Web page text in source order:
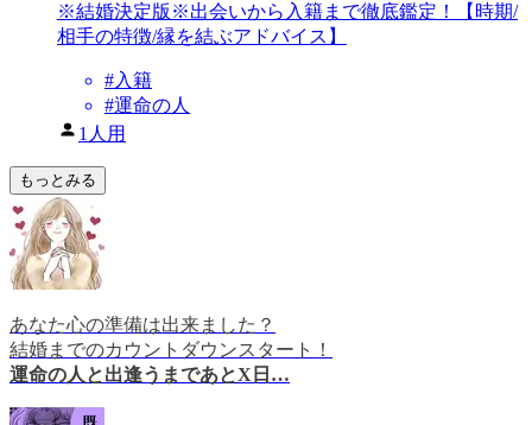
※結婚決定版※出会いから入籍まで徹底鑑定！【時期/
相手の特徴/縁を結ぶアドバイス】
#入籍
#運命の人
1人用
もっとみる
あなた心の準備は出来ました？
結婚までのカウントダウンスタート！
運命の人と出逢うまであとX日…